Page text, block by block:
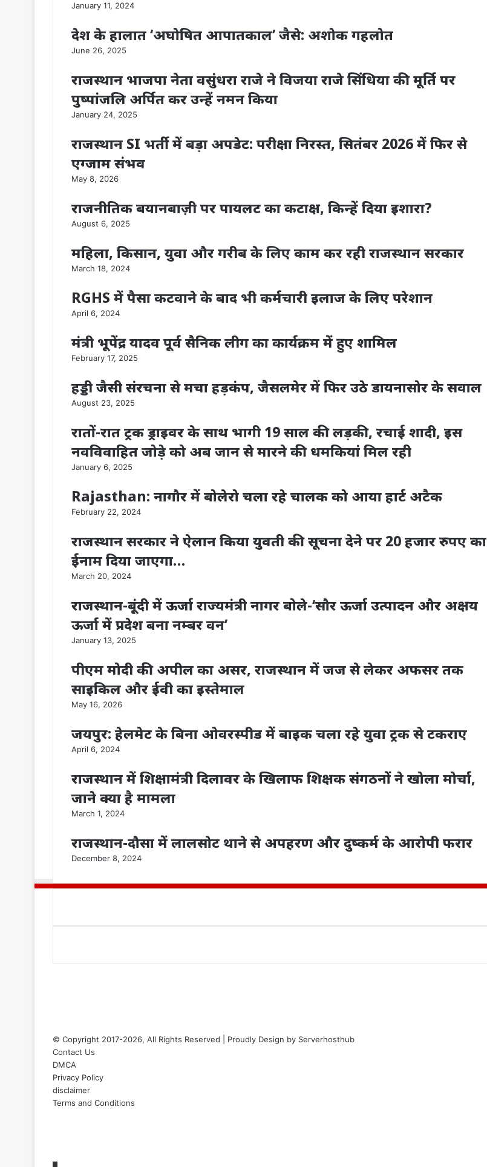
January 11, 2024
देश के हालात ‘अघोषित आपातकाल’ जैसे: अशोक गहलोत
June 26, 2025
राजस्थान भाजपा नेता वसुंधरा राजे ने विजया राजे सिंधिया की मूर्ति पर
पुष्पांजलि अर्पित कर उन्हें नमन किया
January 24, 2025
राजस्थान SI भर्ती में बड़ा अपडेट: परीक्षा निरस्त, सितंबर 2026 में फिर से
एग्जाम संभव
May 8, 2026
राजनीतिक बयानबाज़ी पर पायलट का कटाक्ष, किन्हें दिया इशारा?
August 6, 2025
महिला, किसान, युवा और गरीब के लिए काम कर रही राजस्थान सरकार
March 18, 2024
RGHS में पैसा कटवाने के बाद भी कर्मचारी इलाज के लिए परेशान
April 6, 2024
मंत्री भूपेंद्र यादव पूर्व सैनिक लीग का कार्यक्रम में हुए शामिल
February 17, 2025
हड्डी जैसी संरचना से मचा हड़कंप, जैसलमेर में फिर उठे डायनासोर के सवाल
August 23, 2025
रातों-रात ट्रक ड्राइवर के साथ भागी 19 साल की लड़की, रचाई शादी, इस
नवविवाहित जोड़े को अब जान से मारने की धमकियां मिल रही
January 6, 2025
Rajasthan: नागौर में बोलेरो चला रहे चालक को आया हार्ट अटैक
February 22, 2024
राजस्थान सरकार ने ऐलान किया युवती की सूचना देने पर 20 हजार रुपए का
ईनाम दिया जाएगा…
March 20, 2024
राजस्थान-बूंदी में ऊर्जा राज्यमंत्री नागर बोले-‘सौर ऊर्जा उत्‍पादन और अक्षय
ऊर्जा में प्रदेश बना नम्‍बर वन’
January 13, 2025
पीएम मोदी की अपील का असर, राजस्थान में जज से लेकर अफसर तक
साइकिल और ईवी का इस्तेमाल
May 16, 2026
जयपुर: हेलमेट के बिना ओवरस्पीड में बाइक चला रहे युवा ट्रक से टकराए
April 6, 2024
राजस्थान में शिक्षामंत्री दिलावर के खिलाफ शिक्षक संगठनों ने खोला मोर्चा,
जाने क्या है मामला
March 1, 2024
राजस्थान-दौसा में लालसोट थाने से अपहरण और दुष्कर्म के आरोपी फरार
December 8, 2024
© Copyright 2017-2026, All Rights Reserved | Proudly Design by Serverhosthub
Contact Us
DMCA
Privacy Policy
disclaimer
Terms and Conditions